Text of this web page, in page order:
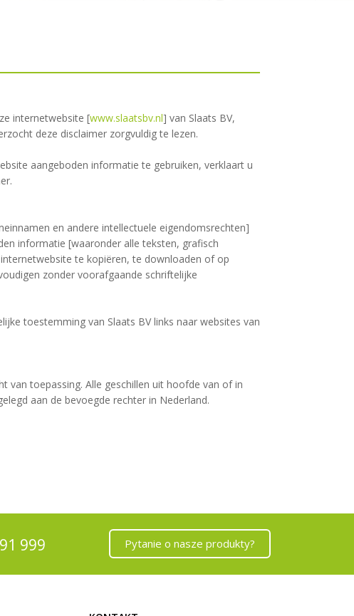
internetwebsite [www.slaatsbv.nl] van Slaats BV,
deze disclaimer zorgvuldig te lezen.
aangeboden informatie te gebruiken, verklaart u
en andere intellectuele eigendomsrechten]
informatie [waaronder alle teksten, grafisch
te kopiëren, te downloaden of op
zonder voorafgaande schriftelijke
toestemming van Slaats BV links naar websites van
van toepassing. Alle geschillen uit hoofde van of in
aan de bevoegde rechter in Nederland.
999 Pytanie o nasze produkty?